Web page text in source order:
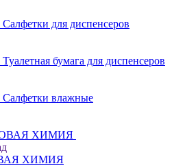
Салфетки для диспенсеров
Туалетная бумага для диспенсеров
Салфетки влажные
ХИМИЯ
ХИМИЯ